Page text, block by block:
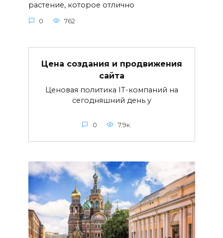
растение, которое отлично
0 762
Цена создания и продвижения
сайта
Ценовая политика IT-компаний на
сегодняшний день у
0 7.9к.